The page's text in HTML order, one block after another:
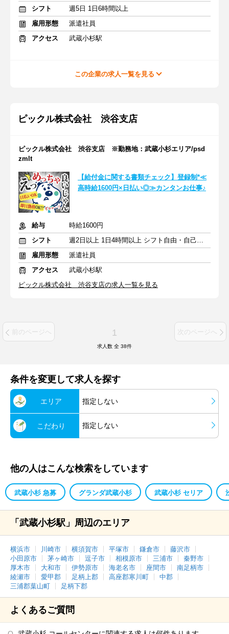
シフト
週5日 1日6時間以上
雇用形態
派遣社員
アクセス
武蔵小杉駅
この企業の求人一覧を見る
ピックル株式会社 渋谷支店
ピックル株式会社 渋谷支店 ※勤務地：武蔵小杉エリア/psd
zmlt
【給付金に関する書類チェック】登録制*≪
高時給1600円×日払い◎≫カンタンお仕事♪
給与
時給1600円
シフト
週2日以上 1日4時間以上 シフト自由・自己申告
雇用形態
派遣社員
アクセス
武蔵小杉駅
ピックル株式会社 渋谷支店の求人一覧を見る
前のページへ 1 次のページへ
求人数 全 38件
条件を変更して求人を探す
エリア 指定しない
こだわり 指定しない
他の人はこんな検索をしています
武蔵小杉 急募 グランダ武蔵小杉 武蔵小杉 セリア
「武蔵小杉駅」周辺のエリア
横浜市 川崎市 横須賀市 平塚市 鎌倉市
藤沢市
小田原市
茅ヶ崎市 逗子市 相模原市 三浦市
秦野市
厚木市
大和市 伊勢原市 海老名市 座間市
南足柄市
綾瀬市
愛甲郡 足柄上郡 高座郡寒川町
中郡
三浦郡葉山町
足柄下郡
よくあるご質問